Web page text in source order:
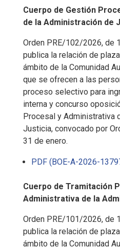
Cuerpo de Gestión
de la Administración de
Orden PRE/102/2026, de
publica la relación de
ámbito de la Comunidad
que se ofrecen a las
proceso selectivo para
interna y concurso
Procesal y Administrativa
Justicia, convocado por
31 de enero.
PDF (BOE-A-2026-
Cuerpo de Tramitación
Administrativa de la
Orden PRE/101/2026, de
publica la relación de
ámbito de la Comunidad